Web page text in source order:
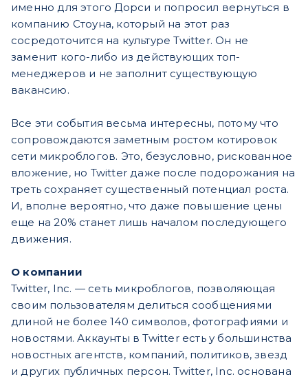
именно для этого Дорси и попросил вернуться в
компанию Стоуна, который на этот раз
сосредоточится на культуре Twitter. Он не
заменит кого-либо из действующих топ-
менеджеров и не заполнит существующую
вакансию.
Все эти события весьма интересны, потому что
сопровождаются заметным ростом котировок
сети микроблогов. Это, безусловно, рискованное
вложение, но Twitter даже после подорожания на
треть сохраняет существенный потенциал роста.
И, вполне вероятно, что даже повышение цены
еще на 20% станет лишь началом последующего
движения.
О компании
Twitter, Inc. — сеть микроблогов, позволяющая
своим пользователям делиться сообщениями
длиной не более 140 символов, фотографиями и
новостями. Аккаунты в Twitter есть у большинства
новостных агентств, компаний, политиков, звезд
и других публичных персон. Twitter, Inc. основана